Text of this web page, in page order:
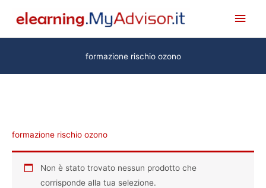
contenuto
formazione rischio ozono
formazione rischio ozono
Non è stato trovato nessun prodotto che
corrisponde alla tua selezione.